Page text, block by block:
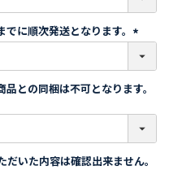
必
須
)
に順次発送となります。
必
須
)
品との同梱は不可となります。
いた内容は確認出来ません。